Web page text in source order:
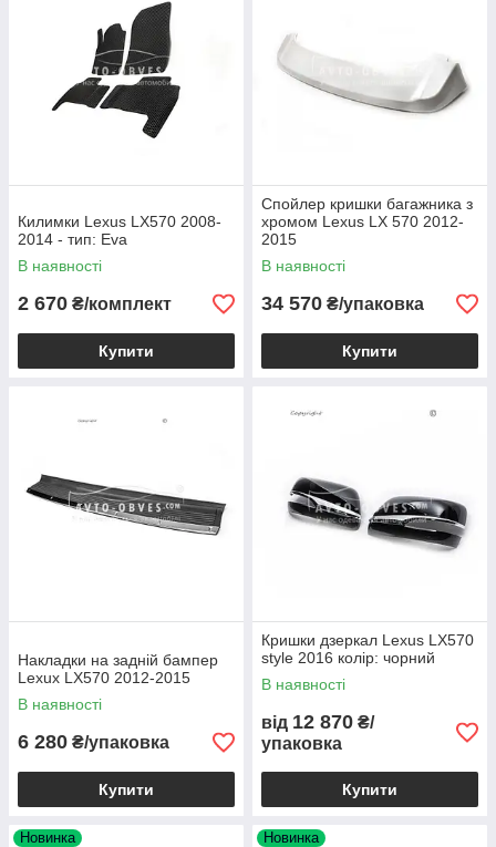
Килимки Lexus LX570 2008-
2014 - тип: Eva
В наявності
2 670 ₴/комплект
Купити
Спойлер кришки багажника з
хромом Lexus LX 570 2012-
2015
В наявності
34 570 ₴/упаковка
Купити
Накладки на задній бампер
Lexux LX570 2012-2015
В наявності
6 280 ₴/упаковка
Купити
Кришки дзеркал Lexus LX570
style 2016 колір: чорний
В наявності
від 12 870 ₴/
упаковка
Купити
Новинка Новинка